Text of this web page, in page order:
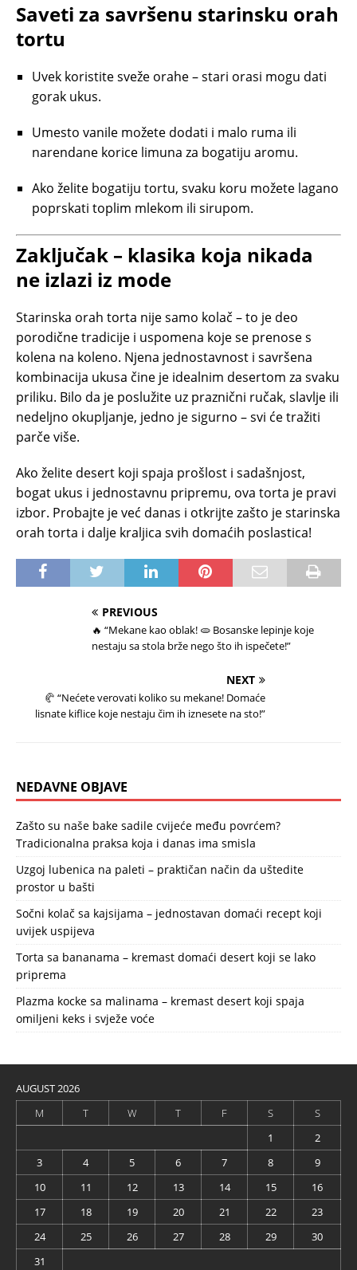
Saveti za savršenu starinsku orah
tortu
Uvek koristite sveže orahe – stari orasi mogu dati
gorak ukus.
Umesto vanile možete dodati i malo ruma ili
narendane korice limuna za bogatiju aromu.
Ako želite bogatiju tortu, svaku koru možete lagano
poprskati toplim mlekom ili sirupom.
Zaključak – klasika koja nikada
ne izlazi iz mode
Starinska orah torta nije samo kolač – to je deo
porodične tradicije i uspomena koje se prenose s
kolena na koleno. Njena jednostavnost i savršena
kombinacija ukusa čine je idealnim desertom za svaku
priliku. Bilo da je poslužite uz praznični ručak, slavlje ili
nedeljno okupljanje, jedno je sigurno – svi će tražiti
parče više.
Ako želite desert koji spaja prošlost i sadašnjost,
bogat ukus i jednostavnu pripremu, ova torta je pravi
izbor. Probajte je već danas i otkrijte zašto je starinska
orah torta i dalje kraljica svih domaćih poslastica!
PREVIOUS
🔥 “Mekane kao oblak! 🫓 Bosanske lepinje koje
nestaju sa stola brže nego što ih ispečete!”
NEXT
🥐 “Nećete verovati koliko su mekane! Domaće
lisnate kiflice koje nestaju čim ih iznesete na sto!”
NEDAVNE OBJAVE
Zašto su naše bake sadile cvijeće među povrćem?
Tradicionalna praksa koja i danas ima smisla
Uzgoj lubenica na paleti – praktičan način da uštedite
prostor u bašti
Sočni kolač sa kajsijama – jednostavan domaći recept koji
uvijek uspijeva
Torta sa bananama – kremast domaći desert koji se lako
priprema
Plazma kocke sa malinama – kremast desert koji spaja
omiljeni keks i svježe voće
AUGUST 2026
M
T W T F S
S
1
2
3
4 5 6 7 8
9
10
11 12 13 14 15
16
17
18 19 20 21 22
23
24
25 26 27 28 29
30
31